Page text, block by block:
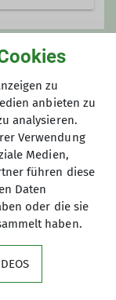
zu
anbieten zu
analysieren.
Verwendung
Medien,
führen diese
Daten
oder die sie
haben.